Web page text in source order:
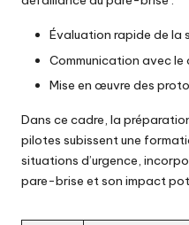
Évaluation rapide de la
Communication avec le
Mise en œuvre des
Dans ce cadre, la
pilotes subissent une
situations d’urgence,
pare-brise et son impact